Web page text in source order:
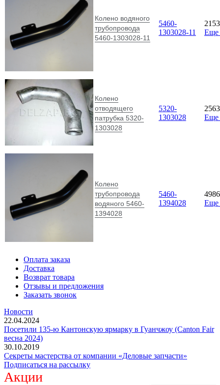
Колено водяного
трубопровода
5460-1303028-11
5460-
1303028-11
Еще
Колено
отводящего
патрубка 5320-
1303028
5320-
1303028
Еще
Колено
трубопровода
водяного 5460-
1394028
5460-
1394028
Еще
Оплата заказа
Доставка
Возврат товара
Отзывы и предложения
Заказать звонок
Новости
22.04.2024
Посетили 135-ю Кантонскую ярмарку в Гуанчжоу (Canton Fair
весна 2024)
30.10.2019
Секреты мастерства от компании «Деловые запчасти»
Подписаться на рассылку
Акции